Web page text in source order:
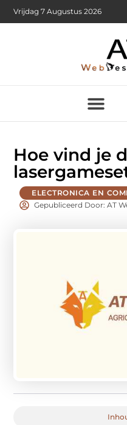
Vrijdag 7 Augustus 2026
Hoe vind je
ELECTRONICA EN
Gepubliceerd Door: AT